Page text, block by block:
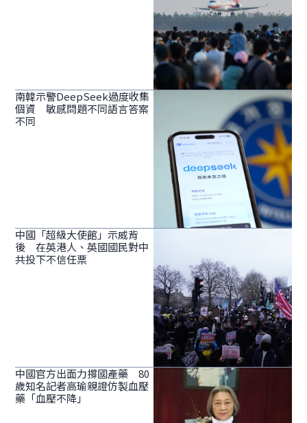
南韓示警DeepSeek過度收集
個資 敏感問題不同語言答案
不同
中國「超級大使館」示威背
後 在英港人、英國國民對中
共投下不信任票
中國官方出面力撐國產藥 80
歲知名記者高瑜親證仿製血壓
藥「血壓不降」